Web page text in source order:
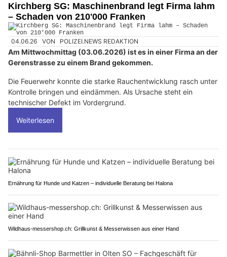
Kirchberg SG: Maschinenbrand legt Firma lahm
– Schaden von 210'000 Franken
04.06.26 VON POLIZEI.NEWS REDAKTION
Am Mittwochmittag (03.06.2026) ist es in einer Firma an der
Gerenstrasse zu einem Brand gekommen.
Die Feuerwehr konnte die starke Rauchentwicklung rasch unter
Kontrolle bringen und eindämmen. Als Ursache steht ein
technischer Defekt im Vordergrund.
Weiterlesen
Ernährung für Hunde und Katzen – individuelle Beratung bei Halona
Wildhaus-messershop.ch: Grillkunst & Messerwissen aus einer Hand